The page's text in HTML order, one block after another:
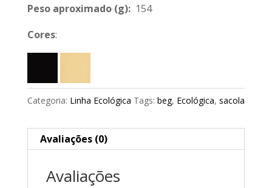
Peso aproximado(g): 154
Cores:
Categoria: Linha Ecológica Tags: beg, Ecológica, sacola
Avaliações (0)
Avaliações